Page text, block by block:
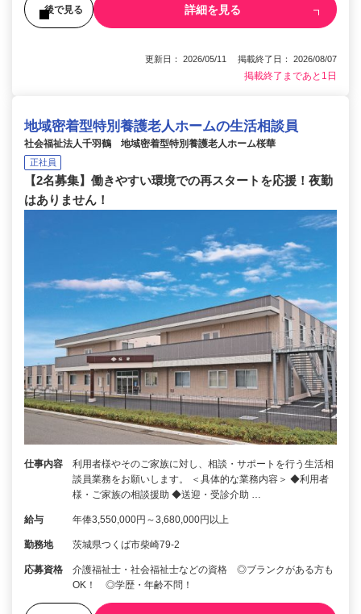
後で見る 詳細を見る
更新日： 2026/05/11 掲載終了日： 2026/08/07
掲載終了まであと1日
地域密着型特別養護老人ホームの生活相談員
社会福祉法人千羽鶴 地域密着型特別養護老人ホーム桜華
正社員
【2名募集】働きやすい環境での再スタートを応援！夜勤
はありません！
仕事内容
利用者様やそのご家族に対し、相談・サポートを行う生活相
談員業務をお願いします。 ＜具体的な業務内容＞ ◆利用者
様・ご家族の相談援助 ◆送迎・受診介助 …
給与 年俸3,550,000円～3,680,000円以上
勤務地 茨城県つくば市柴崎79-2
応募資格
介護福祉士・社会福祉士などの資格 ◎ブランクがある方も
OK！ ◎学歴・年齢不問！